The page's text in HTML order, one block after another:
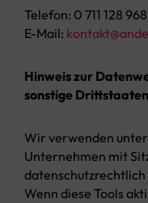
Telefon: 0 711 128
E-Mail:
Hinweis zur
sonstige Drittstaaten
Wir verwenden
Unternehmen mit
Wenn diese Tools